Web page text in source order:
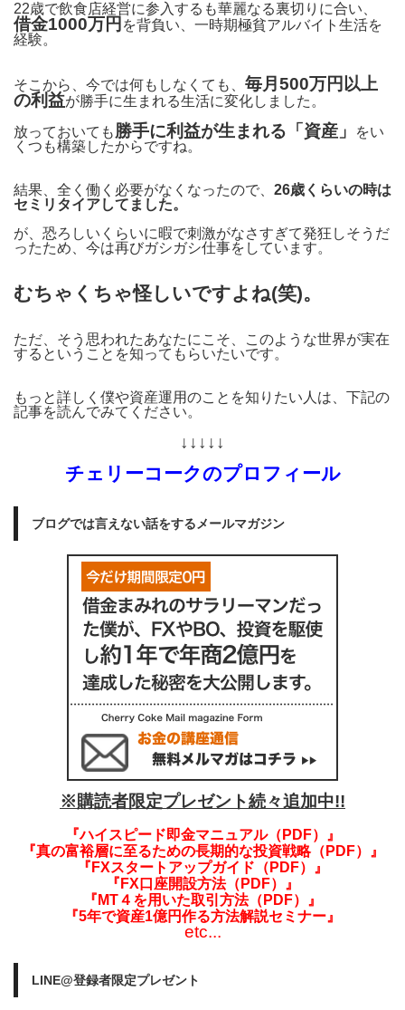
22歳で飲食店経営に参入するも華麗なる裏切りに合い、
借金1000万円 を背負い、一時期極貧アルバイト生活を
経験。
そこから、今では何もしなくても、 毎月500万円以上
の利益が勝手に生まれる生活に変化しました。
放っておいても勝手に利益が生まれる「資産」
をい
くつも構築したからですね。
結果、全く働く必要がなくなったので、 26歳くらいの時は
セミリタイアしてました。
が、恐ろしいくらいに暇で刺激がなさすぎて発狂しそうだ
ったため、今は再びガシガシ仕事をしています。
むちゃくちゃ怪しいですよね(笑)。
ただ、そう思われたあなたにこそ、このような世界が実在
するということを知ってもらいたいです。
もっと詳しく僕や資産運用のことを知りたい人は、下記の
記事を読んでみてください。
↓↓↓↓↓
チェリーコークのプロフィール
ブログでは言えない話をするメールマガジン
※購読者限定プレゼント続々追加中!!
『ハイスピード即金マニュアル（PDF）』
『真の富裕層に至るための長期的な投資戦略（PDF）』
『FXスタートアップガイド（PDF）』
『FX口座開設方法（PDF）』
『MT４を用いた取引方法（PDF）』
『5年で資産1億円作る方法解説セミナー』
etc...
LINE@登録者限定プレゼント